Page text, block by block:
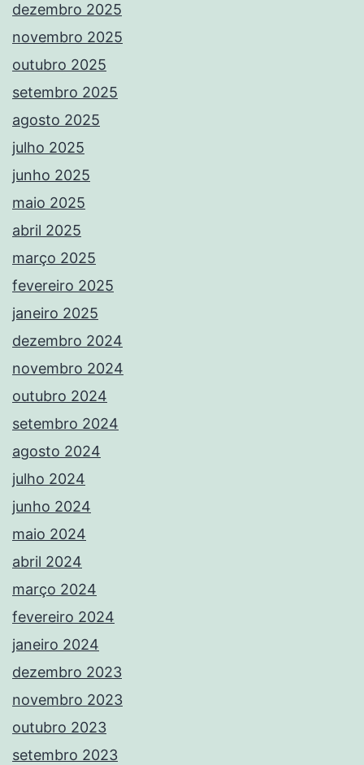
dezembro 2025
novembro 2025
outubro 2025
setembro 2025
agosto 2025
julho 2025
junho 2025
maio 2025
abril 2025
março 2025
fevereiro 2025
janeiro 2025
dezembro 2024
novembro 2024
outubro 2024
setembro 2024
agosto 2024
julho 2024
junho 2024
maio 2024
abril 2024
março 2024
fevereiro 2024
janeiro 2024
dezembro 2023
novembro 2023
outubro 2023
setembro 2023